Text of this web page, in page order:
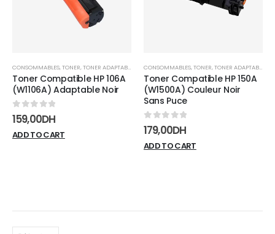
CONSOMMABLES,TONER,TONER ADAPTABLE
Toner Compatible HP 106A
(W1106A) Adaptable Noir
0sur 5
159,00DH
ADD TO CART
CONSOMMABLES,TONER,TONER ADAPTABLE
Toner Compatible HP 150A
(W1500A) Couleur Noir
Sans Puce
0sur 5
179,00DH
ADD TO CART